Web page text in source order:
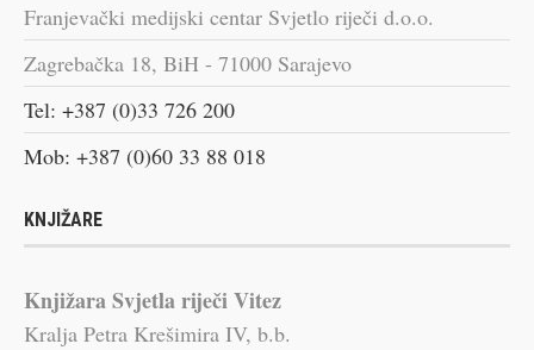
Franjevački medijski centar Svjetlo riječi d.o.o.
Zagrebačka 18, BiH - 71000 Sarajevo
Tel: +387 (0)33 726 200
Mob: +387 (0)60 33 88 018
KNJIŽARE
Knjižara Svjetla riječi Vitez
Kralja Petra Krešimira IV, b.b.